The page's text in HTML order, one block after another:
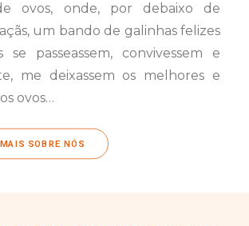
ovos, onde, por debaixo de
um bando de galinhas felizes
passeassem, convivessem e
me deixassem os melhores e
ovos…
SOBRE NÓS